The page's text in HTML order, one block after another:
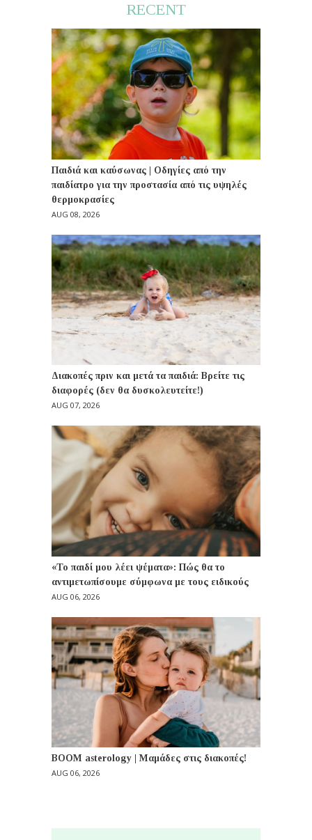
RECENT
Παιδιά και καύσωνας | Οδηγίες από την
παιδίατρο για την προστασία από τις υψηλές
θερμοκρασίες
AUG 08, 2026
Διακοπές πριν και μετά τα παιδιά: Βρείτε τις
διαφορές (δεν θα δυσκολευτείτε!)
AUG 07, 2026
«Το παιδί μου λέει ψέματα»: Πώς θα το
αντιμετωπίσουμε σύμφωνα με τους ειδικούς
AUG 06, 2026
BOOM asterology | Μαμάδες στις διακοπές!
AUG 06, 2026